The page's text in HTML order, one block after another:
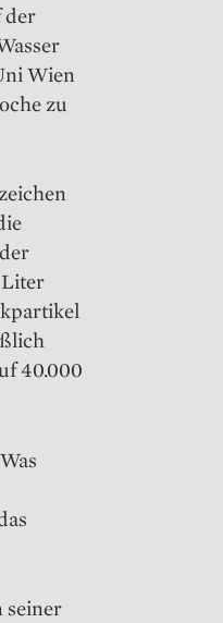
der
Wien
zu
Liter
40.000
seiner